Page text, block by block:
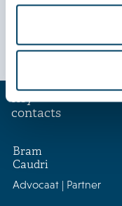
Key
contacts
Bram
Caudri
Advocaat | Partner